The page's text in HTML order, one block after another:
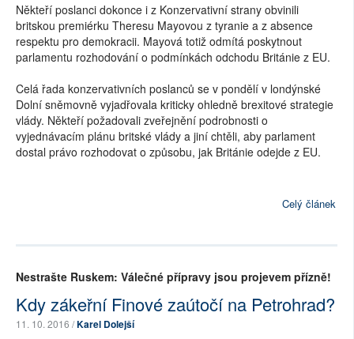
Někteří poslanci dokonce i z Konzervativní strany obvinili
britskou premiérku Theresu Mayovou z tyranie a z absence
respektu pro demokracii. Mayová totiž odmítá poskytnout
parlamentu rozhodování o podmínkách odchodu Británie z EU.
Celá řada konzervativních poslanců se v pondělí v londýnské
Dolní sněmovně vyjadřovala kriticky ohledně brexitové strategie
vlády. Někteří požadovali zveřejnění podrobnosti o
vyjednávacím plánu britské vlády a jiní chtěli, aby parlament
dostal právo rozhodovat o způsobu, jak Británie odejde z EU.
Celý článek
Nestrašte Ruskem: Válečné přípravy jsou projevem přízně!
Kdy zákeřní Finové zaútočí na Petrohrad?
11. 10. 2016 /Karel Dolejší